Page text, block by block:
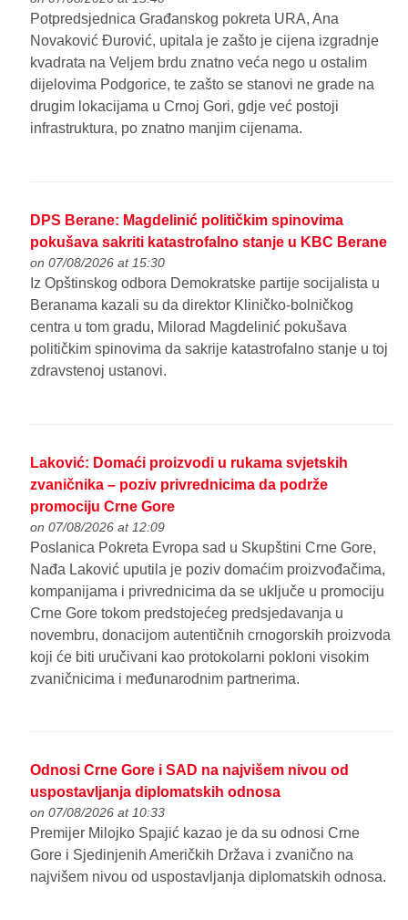
Potpredsjednica Građanskog pokreta URA, Ana
Novaković Đurović, upitala je zašto je cijena izgradnje
kvadrata na Veljem brdu znatno veća nego u ostalim
dijelovima Podgorice, te zašto se stanovi ne grade na
drugim lokacijama u Crnoj Gori, gdje već postoji
infrastruktura, po znatno manjim cijenama.
DPS Berane: Magdelinić političkim spinovima
pokušava sakriti katastrofalno stanje u KBC Berane
on 07/08/2026 at 15:30
Iz Opštinskog odbora Demokratske partije socijalista u
Beranama kazali su da direktor Kliničko-bolničkog
centra u tom gradu, Milorad Magdelinić pokušava
političkim spinovima da sakrije katastrofalno stanje u toj
zdravstenoj ustanovi.
Laković: Domaći proizvodi u rukama svjetskih
zvaničnika – poziv privrednicima da podrže
promociju Crne Gore
on 07/08/2026 at 12:09
Poslanica Pokreta Evropa sad u Skupštini Crne Gore,
Nađa Laković uputila je poziv domaćim proizvođačima,
kompanijama i privrednicima da se uključe u promociju
Crne Gore tokom predstojećeg predsjedavanja u
novembru, donacijom autentičnih crnogorskih proizvoda
koji će biti uručivani kao protokolarni pokloni visokim
zvaničnicima i međunarodnim partnerima.
Odnosi Crne Gore i SAD na najvišem nivou od
uspostavljanja diplomatskih odnosa
on 07/08/2026 at 10:33
Premijer Milojko Spajić kazao je da su odnosi Crne
Gore i Sjedinjenih Američkih Država i zvanično na
najvišem nivou od uspostavljanja diplomatskih odnosa.